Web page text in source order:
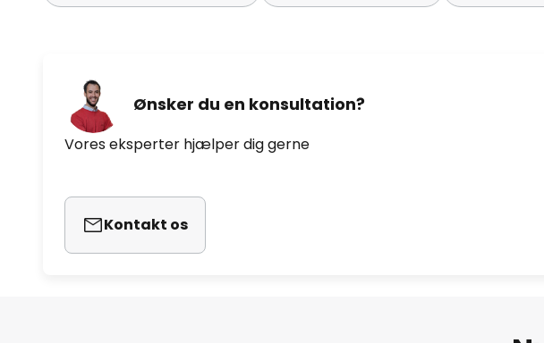
Ønsker du en konsultation?
Vores eksperter hjælper dig gerne
Kontakt os